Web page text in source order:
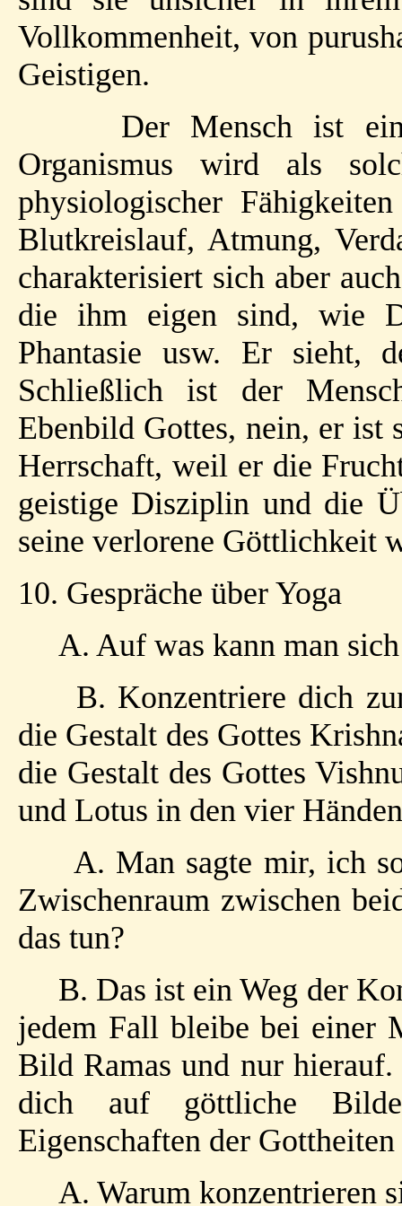
Vollkommenheit, von
Geistigen.
Der Mensch ist
Organismus wird als
physiologischer
Blutkreislauf, Atmung,
charakterisiert sich aber
die ihm eigen sind, wie
Phantasie usw. Er sieht,
Schließlich ist der
Ebenbild Gottes, nein, er ist
Herrschaft, weil er die
geistige Disziplin und die
seine verlorene Göttlichkeit
10. Gespräche über Yoga
A. Auf was kann man
B. Konzentriere dich
die Gestalt des Gottes
die Gestalt des Gottes
und Lotus in den vier
A. Man sagte mir, ich
Zwischenraum zwischen
das tun?
B. Das ist ein Weg der
jedem Fall bleibe bei einer
Bild Ramas und nur
dich auf göttliche
Eigenschaften der
A. Warum konzentrieren